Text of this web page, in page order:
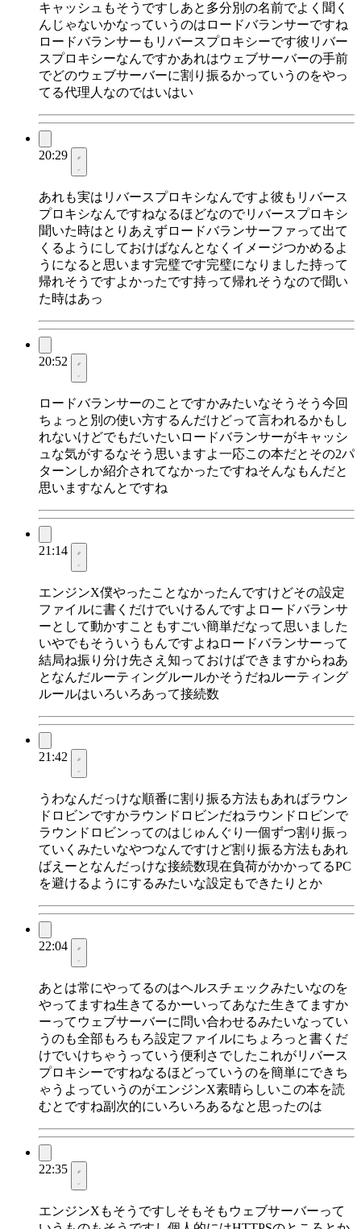
キャッシュもそうですしあと多分別の名前でよく聞く
んじゃないかなっていうのはロードバランサーですね
ロードバランサーもリバースプロキシーです彼リバー
スプロキシーなんですかあれはウェブサーバーの手前
でどのウェブサーバーに割り振るかっていうのをやっ
てる代理人なのではいはい
20:29
あれも実はリバースプロキシなんですよ彼もリバース
プロキシなんですねなるほどなのでリバースプロキシ
聞いた時はとりあえずロードバランサーファって出て
くるようにしておけばなんとなくイメージつかめるよ
うになると思います完璧です完璧になりました持って
帰れそうですよかったです持って帰れそうなので聞い
た時はあっ
20:52
ロードバランサーのことですかみたいなそうそう今回
ちょっと別の使い方するんだけどって言われるかもし
れないけどでもだいたいロードバランサーがキャッシ
ュな気がするなそう思いますよ一応この本だとその2パ
ターンしか紹介されてなかったですねそんなもんだと
思いますなんとですね
21:14
エンジンX僕やったことなかったんですけどその設定
ファイルに書くだけでいけるんですよロードバランサ
ーとして動かすこともすごい簡単だなって思いました
いやでもそういうもんですよねロードバランサーって
結局ね振り分け先さえ知っておけばできますからねあ
となんだルーティングルールかそうだねルーティング
ルールはいろいろあって接続数
21:42
うわなんだっけな順番に割り振る方法もあればラウン
ドロビンですかラウンドロビンだねラウンドロビンで
ラウンドロビンってのはじゅんぐり一個ずつ割り振っ
ていくみたいなやつなんですけど割り振る方法もあれ
ばえーとなんだっけな接続数現在負荷がかかってるPC
を避けるようにするみたいな設定もできたりとか
22:04
あとは常にやってるのはヘルスチェックみたいなのを
やってますね生きてるかーいってあなた生きてますか
ーってウェブサーバーに問い合わせるみたいなってい
うのも全部もろもろ設定ファイルにちょろっと書くだ
けでいけちゃうっていう便利さでしたこれがリバース
プロキシーですねなるほどっていうのを簡単にできち
ゃうよっていうのがエンジンX素晴らしいこの本を読
むとですね副次的にいろいろあるなと思ったのは
22:35
エンジンXもそうですしそもそもウェブサーバーって